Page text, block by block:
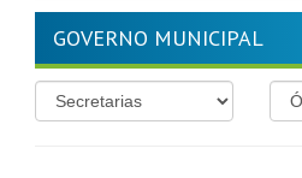
GOVERNO MUNICIPAL